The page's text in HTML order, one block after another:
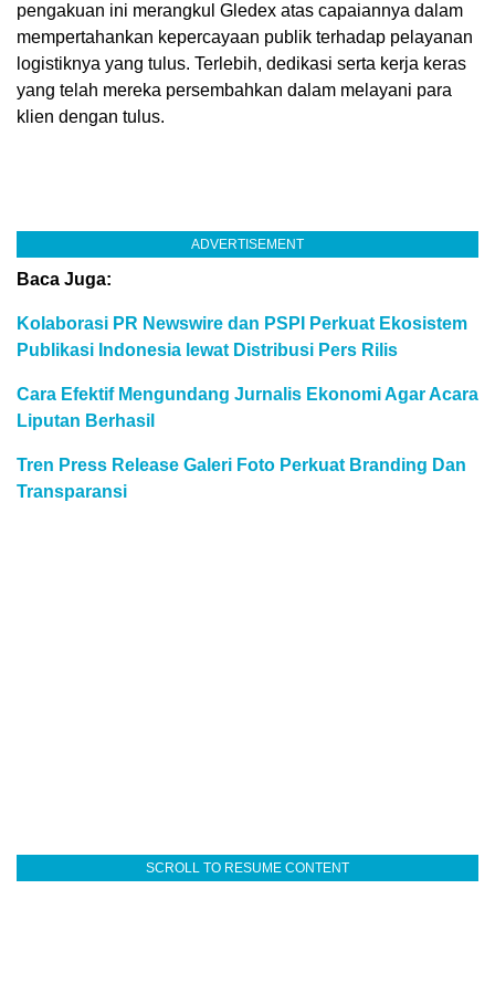
pengakuan ini merangkul Gledex atas capaiannya dalam
mempertahankan kepercayaan publik terhadap pelayanan
logistiknya yang tulus. Terlebih, dedikasi serta kerja keras
yang telah mereka persembahkan dalam melayani para
klien dengan tulus.
ADVERTISEMENT
Baca Juga:
Kolaborasi PR Newswire dan PSPI Perkuat Ekosistem
Publikasi Indonesia lewat Distribusi Pers Rilis
Cara Efektif Mengundang Jurnalis Ekonomi Agar Acara
Liputan Berhasil
Tren Press Release Galeri Foto Perkuat Branding Dan
Transparansi
SCROLL TO RESUME CONTENT